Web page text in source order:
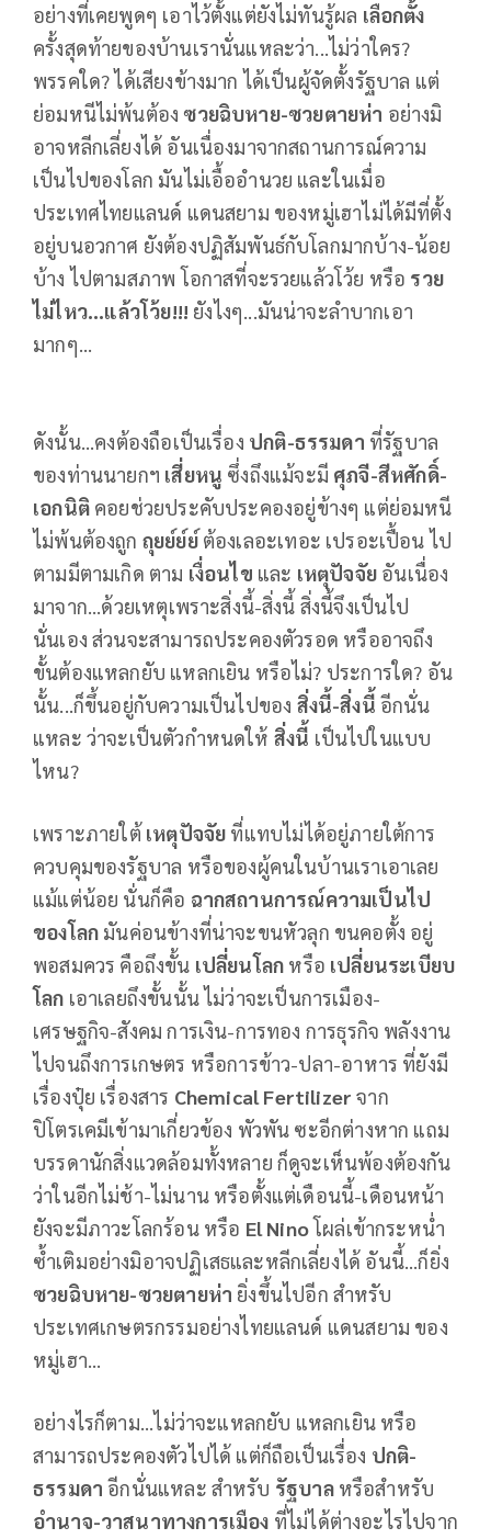
อย่างที่เคยพูดๆ เอาไว้ตั้งแต่ยังไม่ทันรู้ผล เลือกตั้ง
ครั้งสุดท้ายของบ้านเรานั่นแหละว่า...ไม่ว่าใคร?
พรรคใด? ได้เสียงข้างมาก ได้เป็นผู้จัดตั้งรัฐบาล แต่
ย่อมหนีไม่พ้นต้อง ซวยฉิบหาย-ซวยตายห่า อย่างมิ
อาจหลีกเลี่ยงได้ อันเนื่องมาจากสถานการณ์ความ
เป็นไปของโลก มันไม่เอื้ออำนวย และในเมื่อ
ประเทศไทยแลนด์ แดนสยาม ของหมู่เฮาไม่ได้มีที่ตั้ง
อยู่บนอวกาศ ยังต้องปฏิสัมพันธ์กับโลกมากบ้าง-น้อย
บ้าง ไปตามสภาพ โอกาสที่จะรวยแล้วโว้ย หรือ รวย
ไม่ไหว...แล้วโว้ย!!! ยังไงๆ...มันน่าจะลำบากเอา
มากๆ...
ดังนั้น...คงต้องถือเป็นเรื่อง ปกติ-ธรรมดา ที่รัฐบาล
ของท่านนายกฯ เสี่ยหนู ซึ่งถึงแม้จะมี ศุภจี-สีหศักดิ์-
เอกนิติคอยช่วยประคับประคองอยู่ข้างๆ แต่ย่อมหนี
ไม่พ้นต้องถูก ถุยย์ย์ย์ต้องเลอะเทอะ เปรอะเปื้อน ไป
ตามมีตามเกิด ตาม เงื่อนไข และ เหตุปัจจัย อันเนื่อง
มาจาก...ด้วยเหตุเพราะสิ่งนี้-สิ่งนี้ สิ่งนี้จึงเป็นไป
นั่นเอง ส่วนจะสามารถประคองตัวรอด หรืออาจถึง
ขั้นต้องแหลกยับ แหลกเยิน หรือไม่? ประการใด? อัน
นั้น...ก็ขึ้นอยู่กับความเป็นไปของ สิ่งนี้-สิ่งนี้ อีกนั่น
แหละ ว่าจะเป็นตัวกำหนดให้ สิ่งนี้ เป็นไปในแบบ
ไหน?
เพราะภายใต้ เหตุปัจจัย ที่แทบไม่ได้อยู่ภายใต้การ
ควบคุมของรัฐบาล หรือของผู้คนในบ้านเราเอาเลย
แม้แต่น้อย นั่นก็คือ ฉากสถานการณ์ความเป็นไป
ของโลก มันค่อนข้างที่น่าจะขนหัวลุก ขนคอตั้ง อยู่
พอสมควร คือถึงขั้น เปลี่ยนโลก หรือ เปลี่ยนระเบียบ
โลก เอาเลยถึงขั้นนั้น ไม่ว่าจะเป็นการเมือง-
เศรษฐกิจ-สังคม การเงิน-การทอง การธุรกิจ พลังงาน
ไปจนถึงการเกษตร หรือการข้าว-ปลา-อาหาร ที่ยังมี
เรื่องปุ๋ย เรื่องสาร Chemical Fertilizer จาก
ปิโตรเคมีเข้ามาเกี่ยวข้อง พัวพัน ซะอีกต่างหาก แถม
บรรดานักสิ่งแวดล้อมทั้งหลาย ก็ดูจะเห็นพ้องต้องกัน
ว่าในอีกไม่ช้า-ไม่นาน หรือตั้งแต่เดือนนี้-เดือนหน้า
ยังจะมีภาวะโลกร้อน หรือ El Ninoโผล่เข้ากระหน่ำ
ซ้ำเติมอย่างมิอาจปฏิเสธและหลีกเลี่ยงได้ อันนี้...ก็ยิ่ง
ซวยฉิบหาย-ซวยตายห่า ยิ่งขึ้นไปอีก สำหรับ
ประเทศเกษตรกรรมอย่างไทยแลนด์ แดนสยาม ของ
หมู่เฮา...
อย่างไรก็ตาม...ไม่ว่าจะแหลกยับ แหลกเยิน หรือ
สามารถประคองตัวไปได้ แต่ก็ถือเป็นเรื่อง ปกติ-
ธรรมดา อีกนั่นแหละ สำหรับ รัฐบาล หรือสำหรับ
อำนาจ-วาสนาทางการเมือง ที่ไม่ได้ต่างอะไรไปจาก